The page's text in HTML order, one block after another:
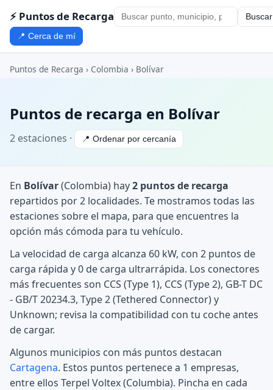
⚡ Puntos de Recarga Buscar
📍 Cerca de mí
Puntos de Recarga › Colombia › Bolívar
Puntos de recarga en Bolívar
2 estaciones · 📍 Ordenar por cercanía
En Bolívar(Colombia) hay2 puntos de recarga
repartidos por 2 localidades. Te mostramos todas las
estaciones sobre el mapa, para que encuentres la
opción más cómoda para tu vehículo.
La velocidad de carga alcanza 60 kW, con 2 puntos de
carga rápida y 0 de carga ultrarrápida. Los conectores
más frecuentes son CCS (Type 1), CCS (Type 2), GB-T DC
- GB/T 20234.3, Type 2 (Tethered Connector) y
Unknown; revisa la compatibilidad con tu coche antes
de cargar.
Algunos municipios con más puntos destacan
Cartagena. Estos puntos pertenece a 1 empresas,
entre ellos Terpel Voltex (Columbia). Pincha en cada